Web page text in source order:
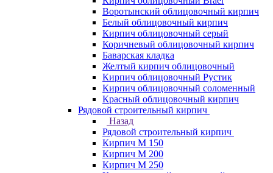
Воротынский облицовочный кирпич
Белый облицовочный кирпич
Кирпич облицовочный серый
Коричневый облицовочный кирпич
Баварская кладка
Желтый кирпич облицовочный
Кирпич облицовочный Рустик
Кирпич облицовочный соломенный
Красный облицовочный кирпич
Рядовой строительный кирпич
Назад
Рядовой строительный кирпич
Кирпич М 150
Кирпич М 200
Кирпич М 250